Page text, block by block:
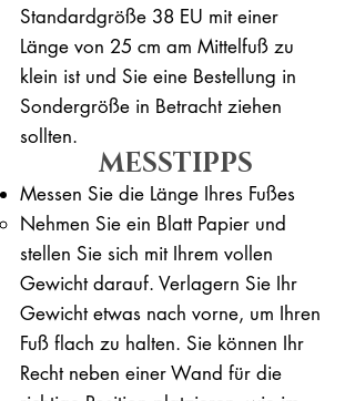
Standardgröße 38 EU mit einer
Länge von 25 cm am Mittelfuß zu
klein ist und Sie eine Bestellung in
Sondergröße in Betracht ziehen
sollten.
MESSTIPPS
Messen Sie die Länge Ihres Fußes
Nehmen Sie ein Blatt Papier und
stellen Sie sich mit Ihrem vollen
Gewicht darauf. ​Verlagern Sie Ihr
Gewicht etwas nach vorne, um Ihren
Fuß flach zu halten. Sie können Ihr
Recht neben einer Wand für die